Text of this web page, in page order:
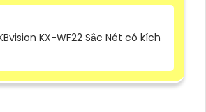
KX-WF22 Sắc Nét có kích